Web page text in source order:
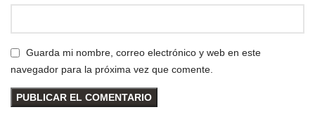
Guarda mi nombre, correo electrónico y web en este
navegador para la próxima vez que comente.